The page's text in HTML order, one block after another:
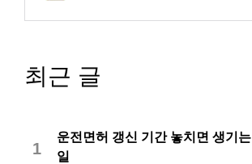
최근 글
1
운전면허 갱신 기간 놓치면 생기는
일